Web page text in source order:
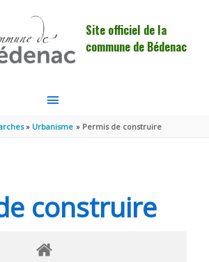
Site officiel de la
commune de Bédenac
MENU
PRINCIPAL
Urbanisme Permis de construire
construire